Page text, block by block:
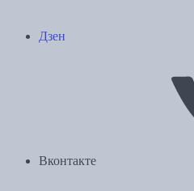
Дзен
Вконтакте